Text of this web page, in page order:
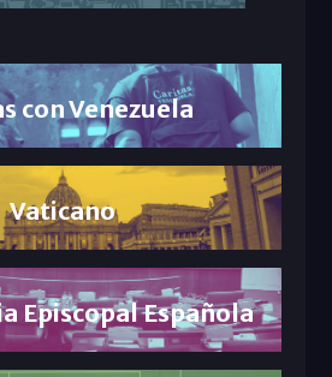
con Venezuela
Vaticano
Episcopal Española